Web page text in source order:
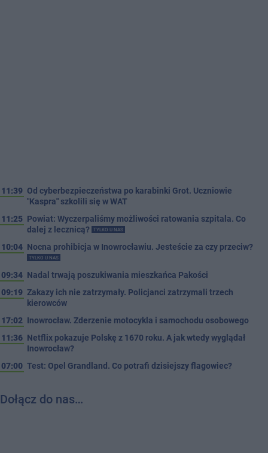
11:39 Od cyberbezpieczeństwa po karabinki Grot. Uczniowie
"Kaspra" szkolili się w WAT
11:25 Powiat: Wyczerpaliśmy możliwości ratowania szpitala. Co
dalej z lecznicą?
TYLKO U NAS
10:04 Nocna prohibicja w Inowrocławiu. Jesteście za czy przeciw?
TYLKO U NAS
09:34 Nadal trwają poszukiwania mieszkańca Pakości
09:19 Zakazy ich nie zatrzymały. Policjanci zatrzymali trzech
kierowców
17:02 Inowrocław. Zderzenie motocykla i samochodu osobowego
11:36 Netflix pokazuje Polskę z 1670 roku. A jak wtedy wyglądał
Inowrocław?
07:00 Test: Opel Grandland. Co potrafi dzisiejszy flagowiec?
Dołącz do nas…